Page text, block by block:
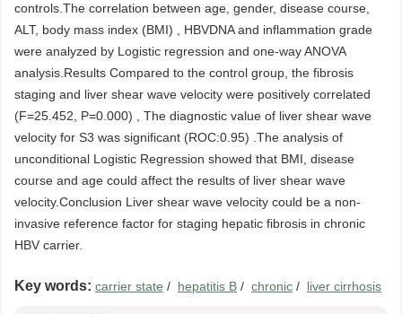
controls.The correlation between age, gender, disease course,
ALT, body mass index (BMI) , HBVDNA and inflammation grade
were analyzed by Logistic regression and one-way ANOVA
analysis.Results Compared to the control group, the fibrosis
staging and liver shear wave velocity were positively correlated
(F=25.452, P=0.000) , The diagnostic value of liver shear wave
velocity for S3 was significant (ROC:0.95) .The analysis of
unconditional Logistic Regression showed that BMI, disease
course and age could affect the results of liver shear wave
velocity.Conclusion Liver shear wave velocity could be a non-
invasive reference factor for staging hepatic fibrosis in chronic
HBV carrier.
Key words: carrier state / hepatitis B / chronic / liver cirrhosis